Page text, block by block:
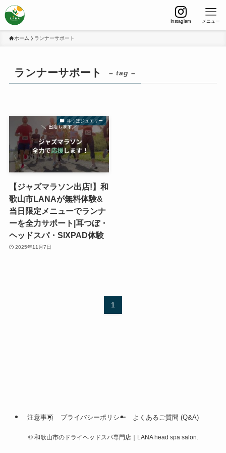
Instaglam メニュー
ホーム ランナーサポート
ランナーサポート – tag –
耳つぼジュエリー
【ジャズマラソン出店!】和
歌山市LANAが無料体験&
当日限定メニューでランナ
ーを全力サポート|耳つぼ・
ヘッドスパ・SIXPAD体験
2025年11月7日
1
注意事項 プライバシーポリシー よくあるご質問 (Q&A)
©和歌山市のドライヘッドスパ専門店｜LANA head spa salon.